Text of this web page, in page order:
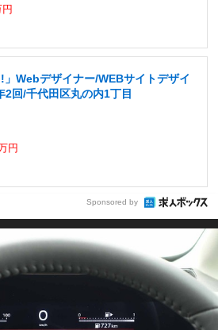
!」Webデザイナー/WEBサイトデザイ
2回/千代田区丸の内1丁目
円
Sponsored by